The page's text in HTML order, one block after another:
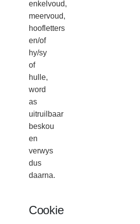
enkelvoud,
meervoud,
hoofletters
en/of
hy/sy
of
hulle,
word
as
uitruilbaar
beskou
en
verwys
dus
daarna.
Cookie